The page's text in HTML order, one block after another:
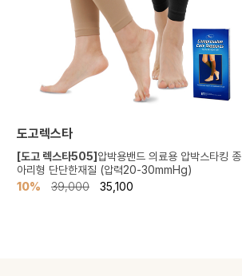
도고렉스타
[도고 렉스타505]압박용밴드 의료용 압박스타킹 종
아리형 단단한재질 (압력20-30mmHg)
10%
39,000 35,100